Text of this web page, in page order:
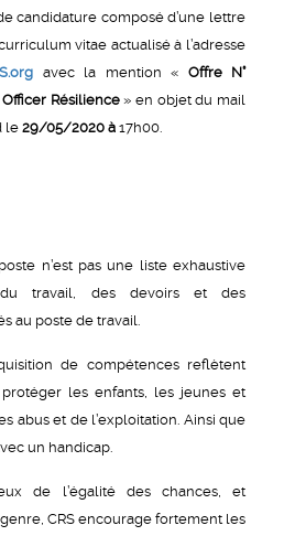
candidature composé d’une lettre
vitae actualisé à l’adresse
avec la mention « Offre N°
Résilience» en objet du mail
le 29/05/2020 à 17h00.
n’est pas une liste exhaustive
du travail, des devoirs et des
au poste de travail.
de compétences reflètent
les enfants, les jeunes et
abus et de l’exploitation. Ainsi que
un handicap.
de l’égalité des chances, et
CRS encourage fortement les